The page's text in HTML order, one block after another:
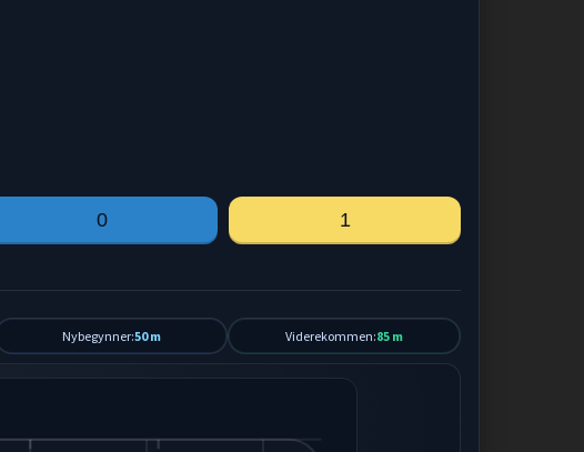
0
1
Nybegynner:50 m Viderekommen:85 m